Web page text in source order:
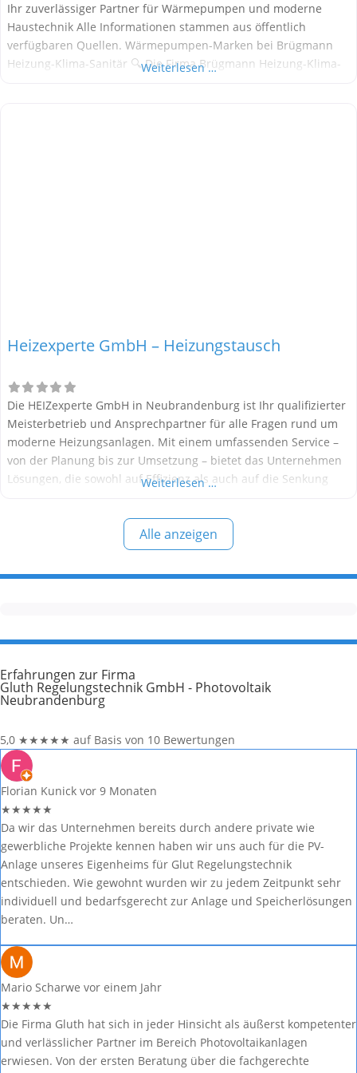
Ihr zuverlässiger Partner für Wärmepumpen und moderne
Haustechnik Alle Informationen stammen aus öffentlich
verfügbaren Quellen. Wärmepumpen-Marken bei Brügmann
Heizung-Klima-Sanitär 🔍 Die Firma Brügmann Heizung-Klima-
Weiterlesen …
Heizexperte GmbH – Heizungstausch
Die HEIZexperte GmbH in Neubrandenburg ist Ihr qualifizierter
Meisterbetrieb und Ansprechpartner für alle Fragen rund um
moderne Heizungsanlagen. Mit einem umfassenden Service –
von der Planung bis zur Umsetzung – bietet das Unternehmen
Lösungen, die sowohl auf Effizienz als auch auf die Senkung
Heizungstausch und die Installation zukunftssicherer
Wärmepumpen begleitet Sie die HEIZexperte
Weiterlesen …
Alle anzeigen
Erfahrungen zur Firma
Gluth Regelungstechnik GmbH - Photovoltaik
Neubrandenburg
5,0 ★★★★★ auf Basis von 10 Bewertungen
Florian Kunick vor 9 Monaten
★★★★★
Da wir das Unternehmen bereits durch andere private wie
gewerbliche Projekte kennen haben wir uns auch für die PV-
Anlage unseres Eigenheims für Glut Regelungstechnik
entschieden. Wie gewohnt wurden wir zu jedem Zeitpunkt sehr
individuell und bedarfsgerecht zur Anlage und Speicherlösungen
beraten. Un…
Mario Scharwe vor einem Jahr
★★★★★
Die Firma Gluth hat sich in jeder Hinsicht als äußerst kompetenter
und verlässlicher Partner im Bereich Photovoltaikanlagen
erwiesen. Von der ersten Beratung über die fachgerechte